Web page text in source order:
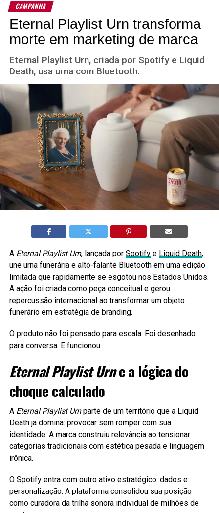
CAMPANHA
Eternal Playlist Urn transforma
morte em marketing de marca
Eternal Playlist Urn, criada por Spotify e Liquid
Death, usa urna com Bluetooth.
A Eternal Playlist Urn, lançada por Spotifye Liquid Death,
une urna funerária e alto-falante Bluetooth em uma edição
limitada que rapidamente se esgotou nos Estados Unidos.
A ação foi criada como peça conceitual e gerou
repercussão internacional ao transformar um objeto
funerário em estratégia de branding.
O produto não foi pensado para escala. Foi desenhado
para conversa. E funcionou.
Eternal Playlist Urne a lógica do
choque calculado
A Eternal Playlist Urnparte de um território que a Liquid
Death já domina: provocar sem romper com sua
identidade. A marca construiu relevância ao tensionar
categorias tradicionais com estética pesada e linguagem
irônica.
O Spotify entra com outro ativo estratégico: dados e
personalização. A plataforma consolidou sua posição
como curadora da trilha sonora individual de milhões de